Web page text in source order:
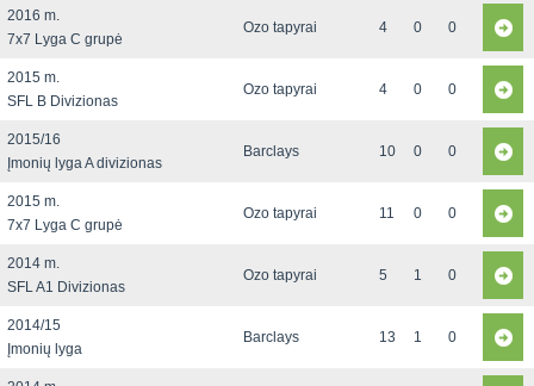
2016 m.
7x7 Lyga C grupė
Ozo tapyrai 4 0 0
2015 m.
SFL B Divizionas
Ozo tapyrai 4 0 0
2015/16
Įmonių lyga A divizionas
Barclays 10 0 0
2015 m.
7x7 Lyga C grupė
Ozo tapyrai 11 0 0
2014 m.
SFL A1 Divizionas
Ozo tapyrai 5 1 0
2014/15
Įmonių lyga
Barclays 13 1 0